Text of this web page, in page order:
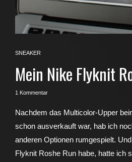
SNEAKER
Mein Nike Flyknit
1 Kommentar
Nachdem das Multicolor-Upper
schon ausverkauft war, hab ich
anderen Optionen rumgespielt.
Flyknit Roshe Run habe, hatte ich